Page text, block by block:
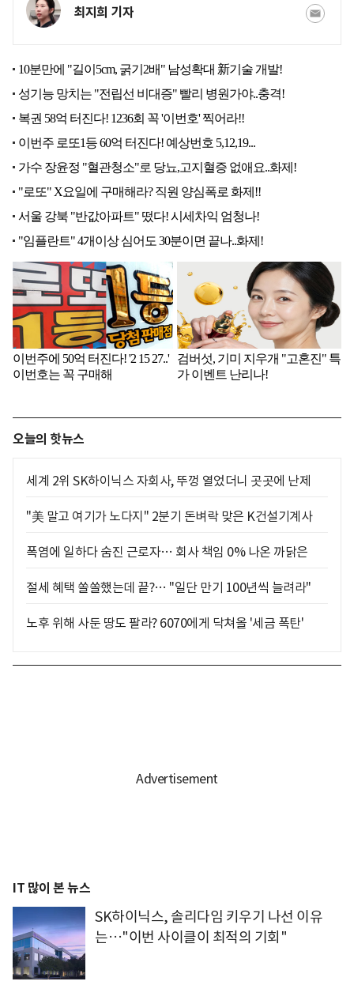
최지희 기자
오늘의 핫뉴스
세계 2위 SK하이닉스 자회사, 뚜껑 열었더니 곳곳에 난제
"美 말고 여기가 노다지" 2분기 돈벼락 맞은 K건설기계사
폭염에 일하다 숨진 근로자… 회사 책임 0% 나온 까닭은
절세 혜택 쏠쏠했는데 끝?… "일단 만기 100년씩 늘려라"
노후 위해 사둔 땅도 팔라? 6070에게 닥쳐올 '세금 폭탄'
IT 많이 본 뉴스
SK하이닉스, 솔리다임 키우기 나선 이유
는…"이번 사이클이 최적의 기회"